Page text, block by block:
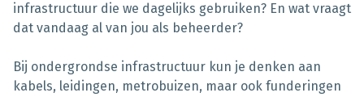
infrastructuur die we dagelijks gebruiken? En wat vraagt
dat vandaag al van jou als beheerder?
Bij ondergrondse infrastructuur kun je denken aan
kabels, leidingen, metrobuizen, maar ook funderingen